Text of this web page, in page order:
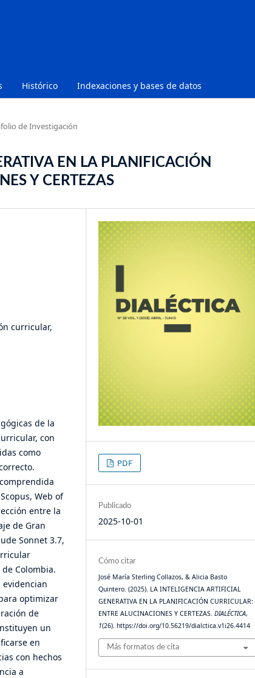
Histórico Indexaciones y bases de datos
de Investigación
EN LA PLANIFICACIÓN
Y CERTEZAS
curricular,
de la
con
como
Web of
entre la
de Gran
Sonnet 3.7,
Colombia.
evidencian
optimizar
de
un
en
con hechos
a
PDF
Publicado
2025-10-01
Cómo citar
José María Sterling Collazos, & Alicia Basto
Quintero. (2025). LA INTELIGENCIA ARTIFICIAL
GENERATIVA EN LA PLANIFICACIÓN CURRICULAR:
ENTRE ALUCINACIONES Y CERTEZAS.DIALÉCTICA,
1(26). https://doi.org/10.56219/dialctica.v1i26.4414
Más formatos de cita